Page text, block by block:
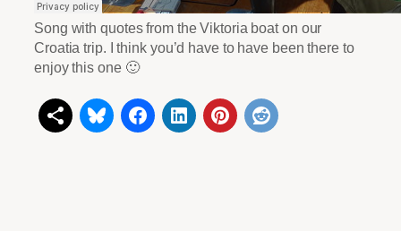
Song with quotes from the Viktoria boat on our
Croatia trip. I think you’d have to have been there to
enjoy this one 🙂